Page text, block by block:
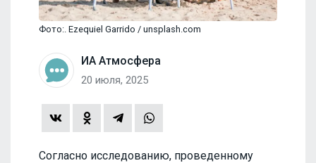
Фото:. Ezequiel Garrido / unsplash.com
ИА Атмосфера
20 июля, 2025
Согласно исследованию, проведенному